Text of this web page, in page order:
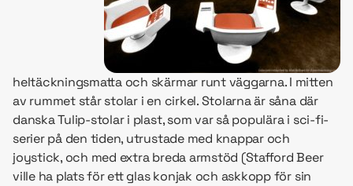
heltäckningsmatta och skärmar runt väggarna. I mitten
av rummet står stolar i en cirkel. Stolarna är såna där
danska Tulip-stolar i plast, som var så populära i sci-fi-
serier på den tiden, utrustade med knappar och
joystick, och med extra breda armstöd (Stafford Beer
ville ha plats för ett glas konjak och askkopp för sin